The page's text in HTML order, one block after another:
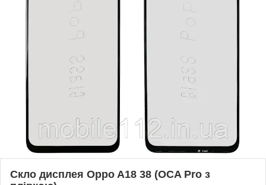
Скло дисплея Oppo A18 38 (OCA Pro з